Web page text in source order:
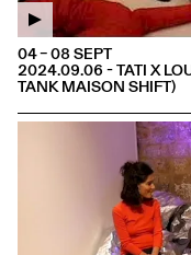
2024.09.06 - TATI X
TANK MAISON SHIFT)
04 – 08 SEPT